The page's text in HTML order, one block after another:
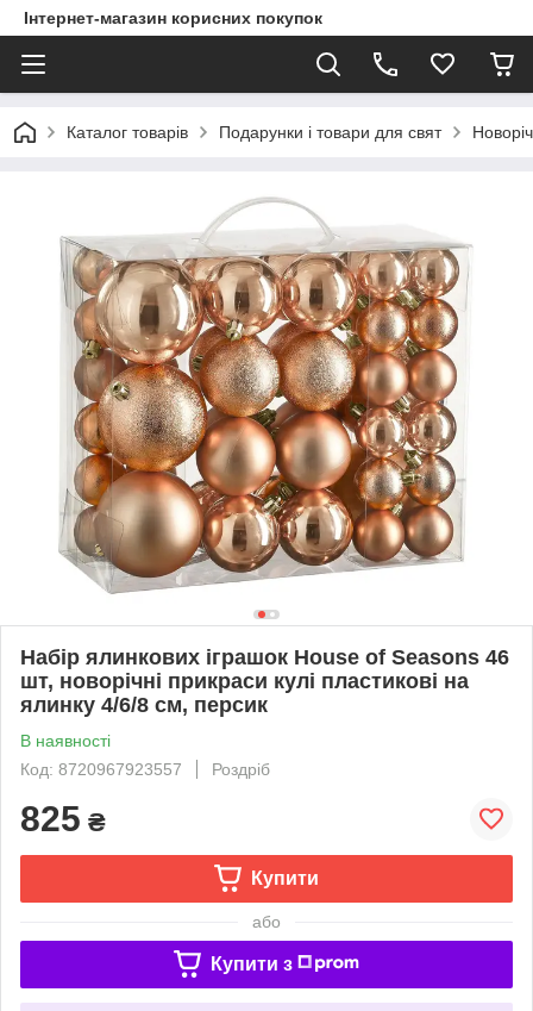
Інтернет-магазин корисних покупок
Каталог товарів Подарунки і товари для свят
Набір ялинкових іграшок House of Seasons 46
шт, новорічні прикраси кулі пластикові на
ялинку 4/6/8 см, персик
В наявності
Код: 8720967923557
Роздріб
825 ₴
Купити
або
Купити з